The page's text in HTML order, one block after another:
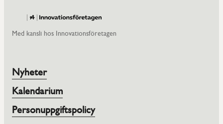
Med kansli hos Innovationsföretagen
Nyheter
Kalendarium
Personuppgiftspolicy